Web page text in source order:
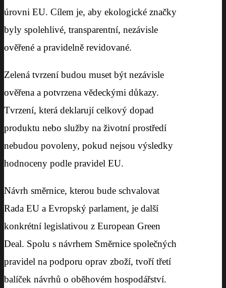
úrovni EU. Cílem je, aby ekologické značky
byly spolehlivé, transparentní, nezávisle
ověřené a pravidelně revidované.
Zelená tvrzení budou muset být nezávisle
ověřena a potvrzena vědeckými důkazy.
Tvrzení, která deklarují celkový dopad
produktu nebo služby na životní prostředí
nebudou povoleny, pokud nejsou výsledky
hodnoceny podle pravidel EU.
Návrh směrnice, kterou bude schvalovat
Rada EU a Evropský parlament, je další
konkrétní legislativou z European Green
Deal. Spolu s návrhem Směrnice společných
pravidel na podporu oprav zboží, tvoří třetí
balíček návrhů o oběhovém hospodářství.